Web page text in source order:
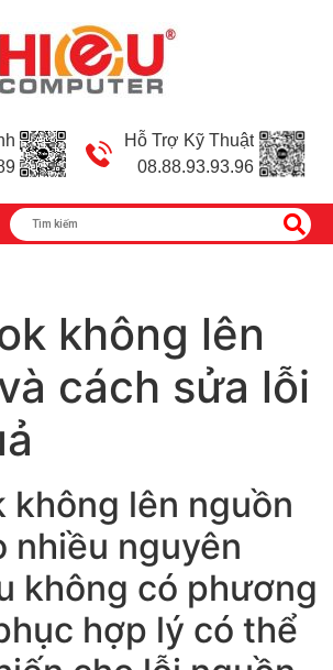
Hỗ Trợ Kỹ Thuật
08.88.93.93.96
không lên
cách sửa lỗi
không lên nguồn
nhiều nguyên
không có phương
hợp lý có thể